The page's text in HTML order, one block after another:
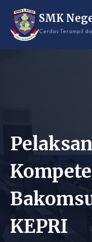
content
SMK
Cerdas Terampil
KEPRI